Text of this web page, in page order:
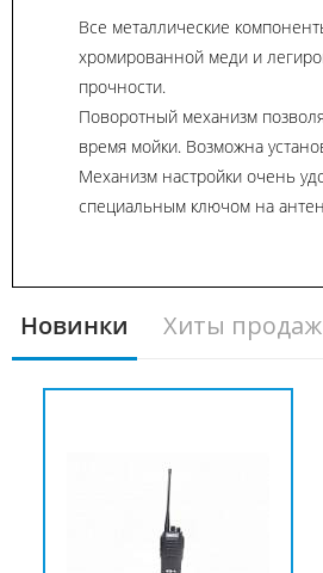
Все металлические
хромированной меди и
прочности.
Поворотный механизм
время мойки. Возможна
Механизм настройки очень
специальным ключом на
Новинки Хиты продаж